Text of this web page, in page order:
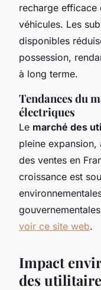
recharge efficace
véhicules. Les
disponibles
possession,
à long terme.
Tendances du
électriques
Le marché des
pleine expansion,
des ventes en
croissance est
voir ce site web.
Impact
des